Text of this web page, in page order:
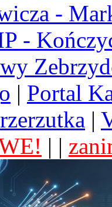
-
-
| Portal
|
| |